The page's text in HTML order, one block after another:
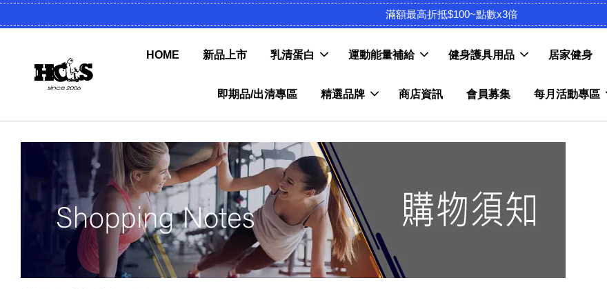
滿額最高折抵$100~點數x3倍
HOME 新品上市 乳清蛋白 運動能量補給 健身護具用品 居家健身
即期品/出清專區 精選品牌 商店資訊 會員募集 每月活動專區